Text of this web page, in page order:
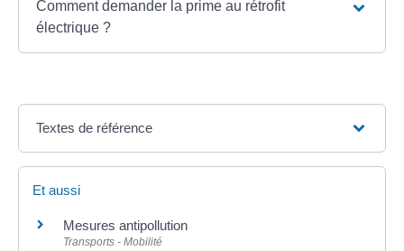
Comment demander la prime au rétrofit
électrique ?
Textes de référence
Et aussi
Mesures antipollution
Transports - Mobilité